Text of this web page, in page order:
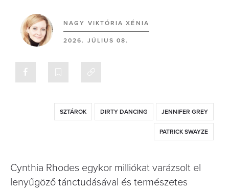
NAGY VIKTÓRIA XÉNIA
2026. JÚLIUS 08.
SZTÁROK DIRTY DANCING JENNIFER GREY
PATRICK SWAYZE
Cynthia Rhodes egykor milliókat varázsolt el
lenyűgöző tánctudásával és természetes